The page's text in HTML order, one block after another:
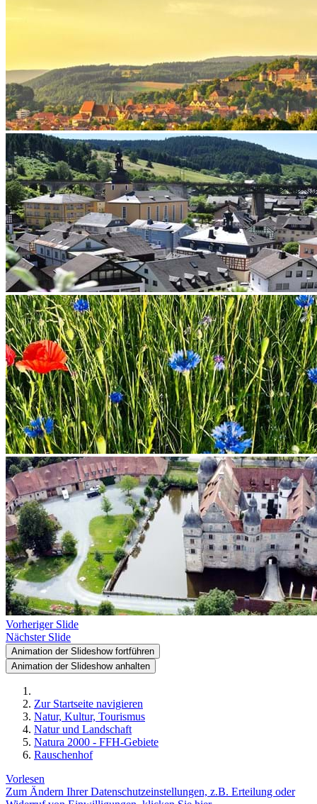
Vorheriger Slide
Nächster Slide
Animation der Slideshow fortführen
Animation der Slideshow anhalten
Zur Startseite navigieren
Natur, Kultur, Tourismus
Natur und Landschaft
Natura 2000 - FFH-Gebiete
Rauschenhof
Vorlesen
Zum Ändern Ihrer Datenschutzeinstellungen, z.B. Erteilung oder